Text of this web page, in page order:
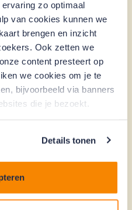
zo optimaal
van cookies kunnen we
brengen en inzicht
Ook zetten we
content presteert op
we cookies om je te
bijvoorbeeld via banners
die je bezoekt.
Details tonen
meer dan 33% is
de
maximale looptijd van 15
Centraalvind je
de thuisbatterij.